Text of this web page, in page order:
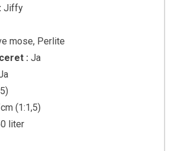
Jiffy
mose, Perlite
: Ja
(1:1,5)
liter